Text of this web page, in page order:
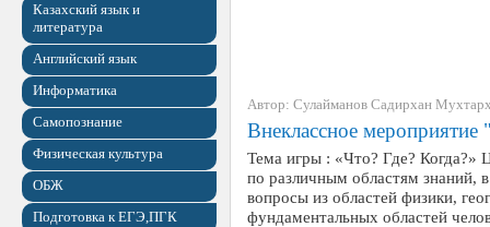
Казахский язык и
литература
Английский язык
Информатика
Самопознание
Физическая культура
ОБЖ
Подготовка к ЕГЭ,ПГК
Автор: Сулайманов Садирхан
Внеклассное мероприятие
Тема игры : «Что? Где? Когда?»
по различным областям
вопросы из областей физики,
фундаментальных областей